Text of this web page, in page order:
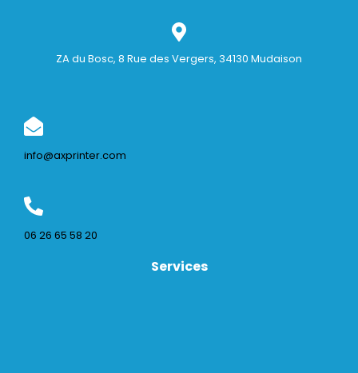
ZA du Bosc, 8 Rue des Vergers, 34130 Mudaison
info@axprinter.com
06 26 65 58 20
Services